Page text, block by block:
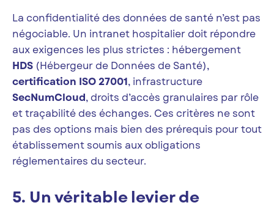
La confidentialité des données de santé n’est pas
négociable. Un intranet hospitalier doit répondre
aux exigences les plus strictes : hébergement
HDS (Hébergeur de Données de Santé),
certification ISO 27001, infrastructure
SecNumCloud, droits d’accès granulaires par rôle
et traçabilité des échanges. Ces critères ne sont
pas des options mais bien des prérequis pour tout
établissement soumis aux obligations
réglementaires du secteur.
5. Un véritable levier de